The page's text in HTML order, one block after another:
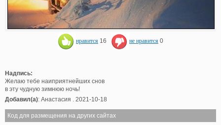
нравится 16 не нравится 0
Надпись:
Желаю тебе наиприятнейших снов
в эту чудную зимнюю ночь!
Добавил(а): Анастасия . 2021-10-18
Код для размещения на других сайтах